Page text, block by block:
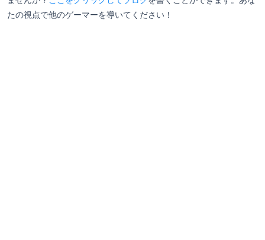
ゲームの難易度はそれほどでもなく、次にどこへ行け
ばいいか明確に示されているのでオープンワールドゲ
たの視点で他のゲーマーを導いてください！